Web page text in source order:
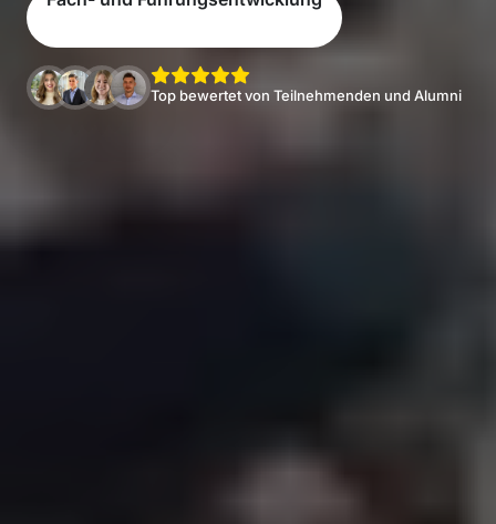
Top bewertet von Teilnehmenden und Alumni